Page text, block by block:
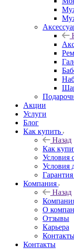
Акции
Услуги
Блог
Как купить
Назад
Как
Условия
Условия
Компания
Назад
О
Отзывы
Карьера
Контакты